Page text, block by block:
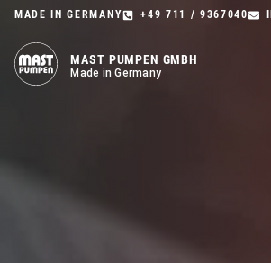
MADE IN GERMANY +49 711 / 9367040
MAST PUMPEN GMBH
Made in Germany